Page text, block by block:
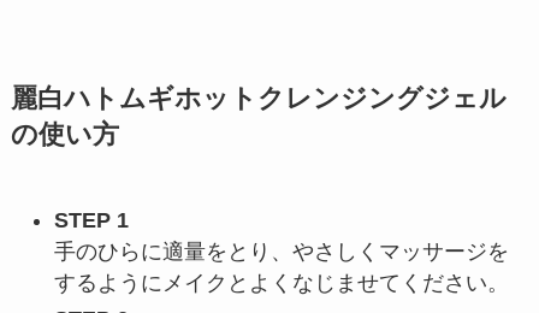
麗白ハトムギホットクレンジングジェル
の使い方
STEP 1
手のひらに適量をとり、やさしくマッサージを
するようにメイクとよくなじませてください。